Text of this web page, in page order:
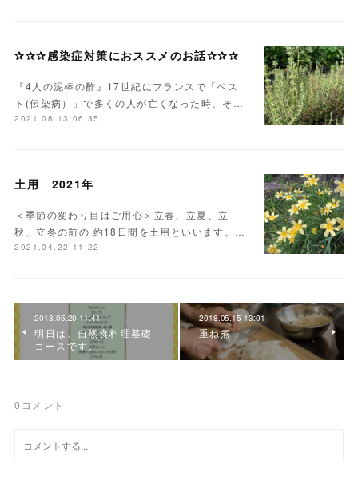
✰✰✰感染症対策におススメのお話✰✰✰
『4人の泥棒の酢』17世紀にフランスで「ペス
ト(伝染病）」で多くの人が亡くなった時、そ…
2021.08.13 06:35
土用 2021年
＜季節の変わり目はご用心＞立春、立夏、立
秋、立冬の前の 約18日間を土用といいます。…
2021.04.22 11:22
2018.05.20 11:41
明日は、自然食料理基礎
コースです。
2018.05.15 13:01
重ね煮
0 コメント